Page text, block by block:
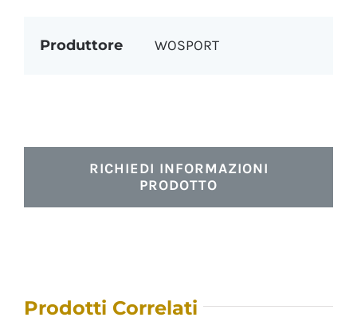
Produttore WOSPORT
RICHIEDI INFORMAZIONI
PRODOTTO
Prodotti Correlati